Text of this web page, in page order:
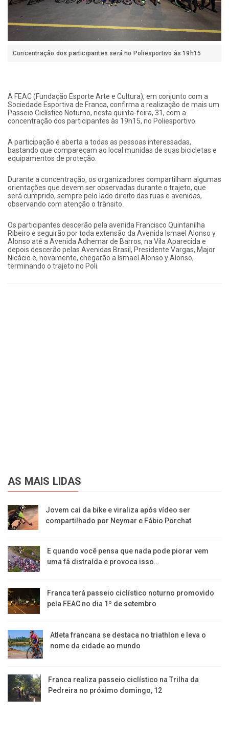
Concentração dos participantes será no Poliesportivo às 19h15
A FEAC (Fundação Esporte Arte e Cultura), em conjunto com a
Sociedade Esportiva de Franca, confirma a realização de mais um
Passeio Ciclístico Noturno, nesta quinta-feira, 31, com a
concentração dos participantes às 19h15, no Poliesportivo.
A participação é aberta a todas as pessoas interessadas,
bastando que compareçam ao local munidas de suas bicicletas e
equipamentos de proteção.
Durante a concentração, os organizadores compartilham algumas
orientações que devem ser observadas durante o trajeto, que
será cumprido, sempre pelo lado direito das ruas e avenidas,
observando com atenção o trânsito.
Os participantes descerão pela avenida Francisco Quintanilha
Ribeiro e seguirão por toda extensão da Avenida Ismael Alonso y
Alonso até a Avenida Adhemar de Barros, na Vila Aparecida e
depois descerão pelas Avenidas Brasil, Presidente Vargas, Major
Nicácio e, novamente, chegarão a Ismael Alonso y Alonso,
terminando o trajeto no Poli.
AS MAIS LIDAS
Jovem cai da bike e viraliza após vídeo ser
compartilhado por Neymar e Fábio Porchat
E quando você pensa que nada pode piorar vem
uma fã distraída e provoca isso…
Franca terá passeio ciclístico noturno promovido
pela FEAC no dia 1º de setembro
Atleta francana se destaca no triathlon e leva o
nome da cidade ao mundo
Franca realiza passeio ciclístico na Trilha da
Pedreira no próximo domingo, 12